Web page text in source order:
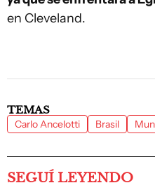
en Cleveland.
TEMAS
Carlo Ancelotti Brasil
SEGUÍ LEYENDO